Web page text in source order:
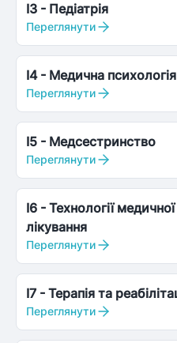
I3 - Педіатрія
Переглянути
I4- Медична психологія
Переглянути
I5 - Медсестринство
Переглянути
I6 - Технології
лікування
Переглянути
I7 - Терапія та
Переглянути